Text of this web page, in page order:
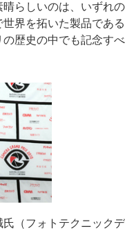
らしいのは、いずれの
界を拓いた製品である
歴史の中でも記念すべ
（フォトテクニックデ